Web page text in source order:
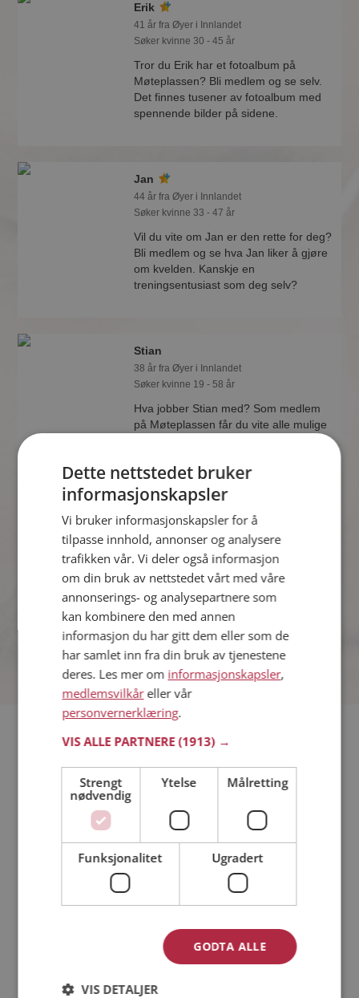
Erik
41 år fra Øyer i Innlandet
Søker kvinne 30 - 45 år
Tror du Erik har et fotoalbum på
Møteplassen? Bli medlem og se selv.
Det finnes tusener av fotoalbum med
spennende bilder på sidene.
Jan
44 år fra Øyer i Innlandet
Søker kvinne 33 - 47 år
Vil du vite om Jan er den rette for deg?
Bli medlem og se hva Jan liker å gjøre
om kvelden. Kanskje en
treningsentusiast som deg selv?
Stian
38 år fra Øyer i Innlandet
Søker kvinne 19 - 58 år
Hva jobber Stian med? Som medlem
på Møteplassen får du vite alle mulige
40 år fra Øyer i Innlandet
Søker kvinne 30 - 46 år
Liker du å reise? Det gjør kanskje Odd
Helge også. Bli medlem nå for å finne
svaret og mengder av andre
spennende fakta.
Hvis du søker dating i Øyer har du kommet til riktig sted. På
datinginteresserte single i Øyer
Trinn 1 - Bli medlem og lag en presentasjon
Trinn 3 - Tips til hvordan du tar kontakt
Nettdatingtips
Dette nettstedet bruker
informasjonskapsler
Vi bruker informasjonskapsler for å
tilpasse innhold, annonser og analysere
trafikken vår. Vi deler også informasjon
om din bruk av nettstedet vårt med våre
annonserings- og analysepartnere som
kan kombinere den med annen
informasjon du har gitt dem eller som de
har samlet inn fra din bruk av tjenestene
deres. Les mer om informasjonskapsler,
medlemsvilkåreller vår
personvernerklæring.
VIS ALLE PARTNERE(1913) →
Strengt
nødvendig
Ytelse Målretting
Funksjonalitet Ugradert
GODTA ALLE
VIS DETALJER